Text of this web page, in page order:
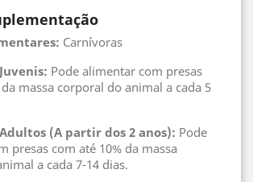
Carnívoras
Pode alimentar com presas
massa corporal do animal a cada 5
(A partir dos 2 anos): Pode
presas com até 10% da massa
a cada 7-14 dias.